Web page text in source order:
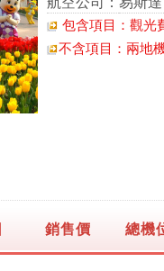
包含項目：觀光
不含項目：兩地
銷售價 總機